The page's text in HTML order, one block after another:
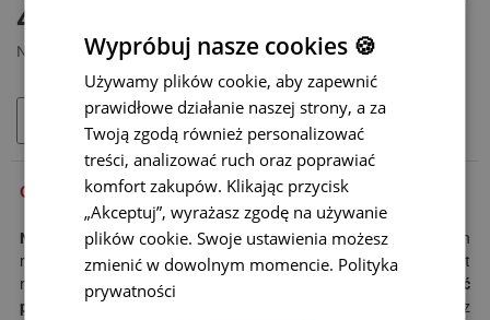
435 zł
Netto: 353,66 zł
DODAJ DO KOSZYKA
OPIS
Najczęściej kupowany monitorw kategorii pojazdów użytkowych
ma
przekątną 5 cali, czyli prawie 13 cm. Zaletą tego monitora jest
nie tylko jego kompaktowy rozmiar, ale także
możliwość
podłączenia aż 2 kamer w wysokiej rozdzielczości AHD
z
Wypróbuj nasze cookies 🍪
Używamy plików cookie, aby zapewnić
prawidłowe działanie naszej strony, a za
Twoją zgodą również personalizować
treści, analizować ruch oraz poprawiać
komfort zakupów. Klikając przycisk
„Akceptuj”, wyrażasz zgodę na używanie
plików cookie. Swoje ustawienia możesz
zmienić w dowolnym momencie. Polityka
prywatności